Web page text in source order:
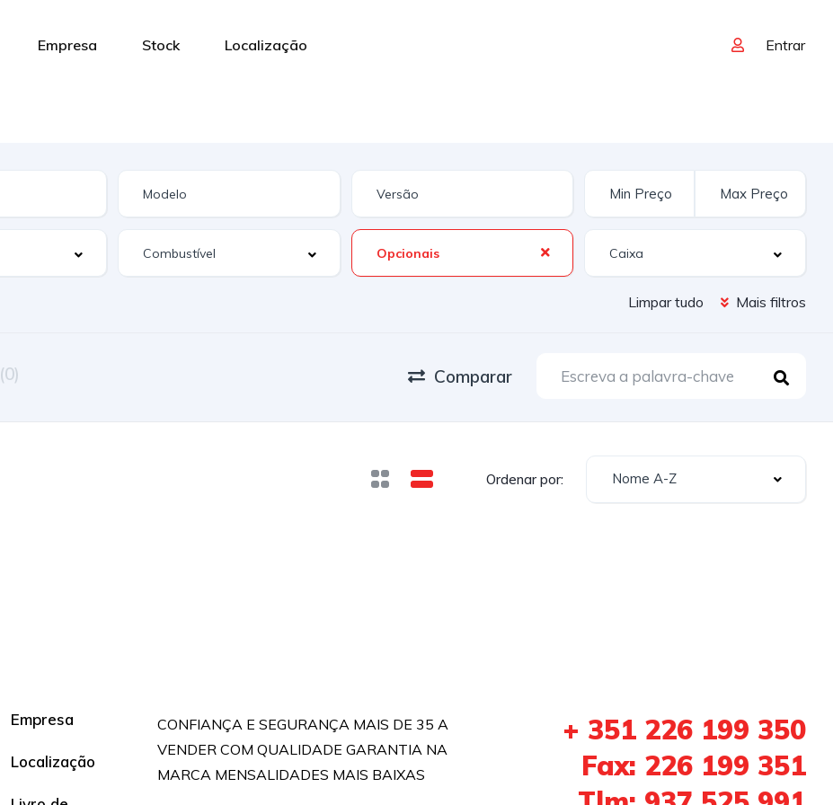
Empresa Stock Localização Entrar
Opcionais
Limpar tudo Mais filtros
(0) Comparar
Ordenar por: Nome A-Z
Empresa
Localização
CONFIANÇA E SEGURANÇA MAIS DE 35 A
VENDER COM QUALIDADE GARANTIA NA
MARCA MENSALIDADES MAIS BAIXAS
+ 351 226 199 350
Fax: 226 199 351